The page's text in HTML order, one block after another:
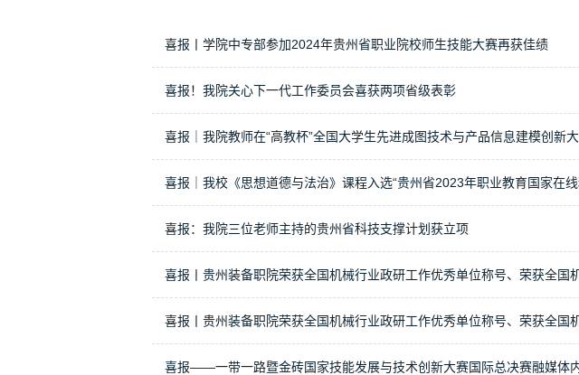
喜报丨学院中专部参加2024年贵州省职业院校师生技能大赛再获佳绩
喜报！我院关心下一代工作委员会喜获两项省级表彰
喜报｜我院教师在“高教杯”全国大学生先进成图技术与产品信息建模创新
喜报｜我校《思想道德与法治》课程入选“贵州省2023年职业教育国家在
喜报：我院三位老师主持的贵州省科技支撑计划获立项
喜报丨贵州装备职院荣获全国机械行业政研工作优秀单位称号、荣获全国
喜报丨贵州装备职院荣获全国机械行业政研工作优秀单位称号、荣获全国
喜报——一带一路暨金砖国家技能发展与技术创新大赛国际总决赛融媒体